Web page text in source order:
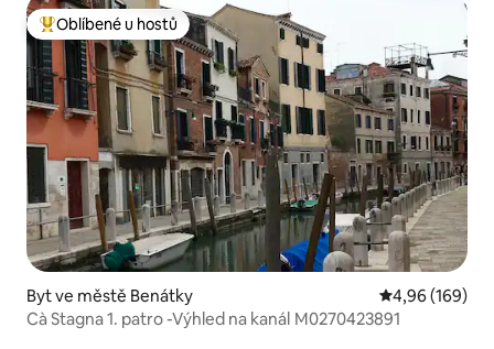
Nejlepší v kategorii Oblíbené u hostů
Oblíbené u hostů
Byt ve městě Benátky Průměrné
4,96 (169)
Cà Stagna 1. patro -Výhled na kanál M0270423891